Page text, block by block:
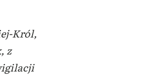
Król,
z